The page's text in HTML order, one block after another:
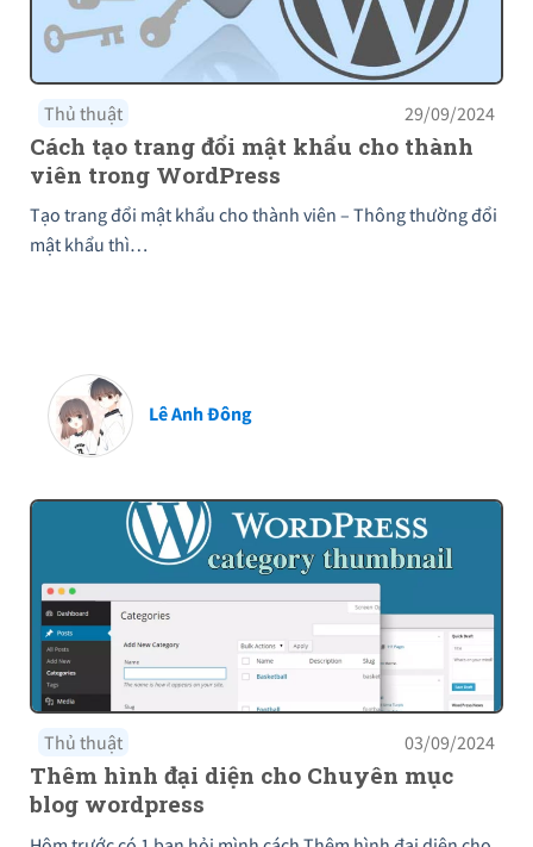
Thủ thuật 29/09/2024
Cách tạo trang đổi mật khẩu cho thành
viên trong WordPress
Tạo trang đổi mật khẩu cho thành viên – Thông thường đổi
mật khẩu thì…
Lê Anh Đông
Thủ thuật 03/09/2024
Thêm hình đại diện cho Chuyên mục
blog wordpress